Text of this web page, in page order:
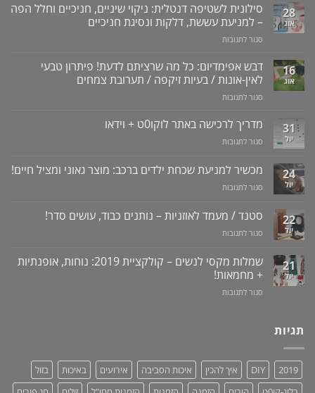
28
אוג
סילונית לשטיפה דנטלית: ניקוי שיניים, חניכיים וחלל הפה
– למניעת עששת, דלקות ונסיגת חניכיים
סגור לתגובות
לשטיפה
דנטלית:
ניקוי
שיניים,
וחלל
–
עששת,
16
אוג
דבש אפימדיום: כל מה שרציתם לדעת! פיתרון טבעי
לאין-אונות / בעיות זיקפה / תערובת צמחים
סגור לתגובות
אפימדיום:
מה
לדעת!
טבעי
/
תערובת
צמחים
31
יול
מדריך לרכישה באתר לוקו0ט + וידאו
סגור לתגובות
לרכישה
באתר
וידאו
24
יול
מכשיר למניעת שכחת ילדים ברכב: מוצר גאוני ומציל חיים!
סגור לתגובות
למניעת
שכחת
ילדים
מוצר
גאוני
ומציל
חיים!
22
יול
סטנד / מעמד לאוזניות – נותנים כבוד, עושים סדר!
סגור לתגובות
/
מעמד
לאוזניות
–
21
יול
שמלות מקסי לנשים – קולקציית 2019: נוחות, אופנתיות
+ מחמאות!
סגור לתגובות
2019:
נוחות,
אופנתיות
תגיות
2019
DIY איך להכין איכות הסביבה אירועים באיכות
בזול